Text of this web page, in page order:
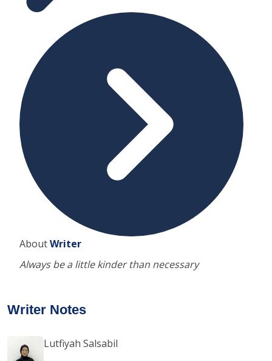
AboutWriter
Always be a little kinder than necessary
Writer Notes
Lutfiyah Salsabil